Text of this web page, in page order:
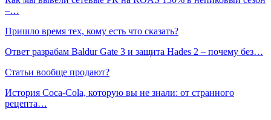
–…
Пришло время тех, кому есть что сказать?
Ответ разрабам Baldur Gate 3 и защита Hades 2 – почему без…
Статьи вообще продают?
История Coca-Cola, которую вы не знали: от странного
рецепта…